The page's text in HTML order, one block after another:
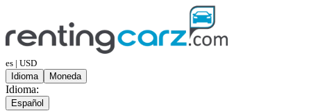
es | USD
Idioma
Moneda
Idioma:
Español